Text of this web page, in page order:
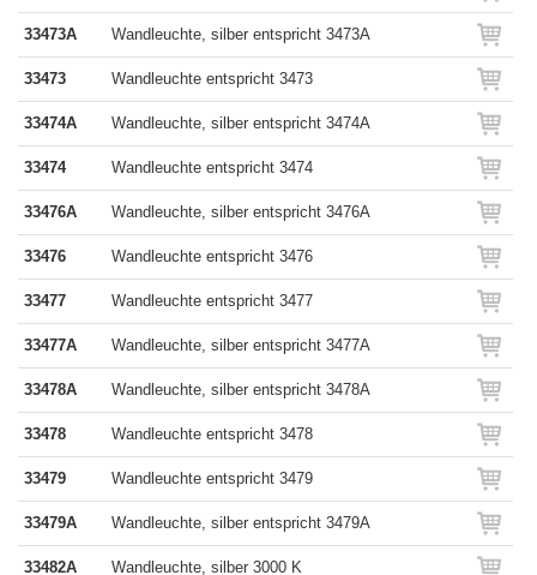
33473A Wandleuchte, silber entspricht 3473A
33473 Wandleuchte entspricht 3473
33474A Wandleuchte, silber entspricht 3474A
33474 Wandleuchte entspricht 3474
33476A Wandleuchte, silber entspricht 3476A
33476 Wandleuchte entspricht 3476
33477 Wandleuchte entspricht 3477
33477A Wandleuchte, silber entspricht 3477A
33478A Wandleuchte, silber entspricht 3478A
33478 Wandleuchte entspricht 3478
33479 Wandleuchte entspricht 3479
33479A Wandleuchte, silber entspricht 3479A
33482A Wandleuchte, silber 3000 K